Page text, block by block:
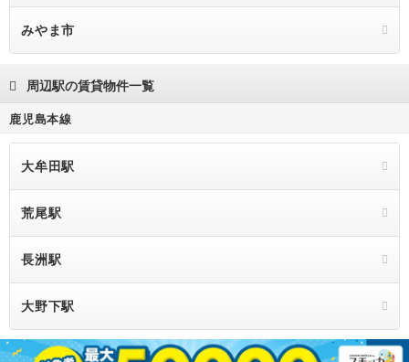
みやま市
周辺駅の賃貸物件一覧
鹿児島本線
大牟田駅
荒尾駅
長洲駅
大野下駅